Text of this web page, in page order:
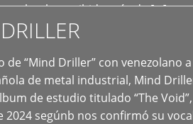
ya ha recibido más de […]
de “Mind Driller” con venezolano
de metal industrial, Mind
de estudio titulado “The
2024 segúnb nos confirmó su